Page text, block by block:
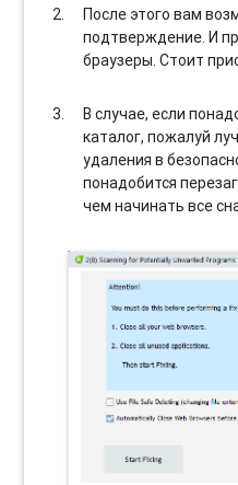
После этого вам
подтверждение. И
браузеры. Стоит
В случае, если
каталог, пожалуй
удаления в
понадобится
чем начинать все